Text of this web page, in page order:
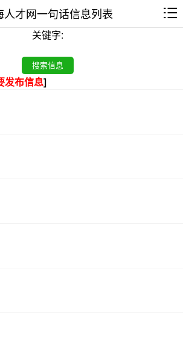
人才网一句话信息列表
关键字:
发布信息]